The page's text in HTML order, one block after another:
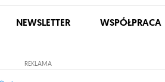
NEWSLETTER WSPÓŁPRACA
REKLAMA